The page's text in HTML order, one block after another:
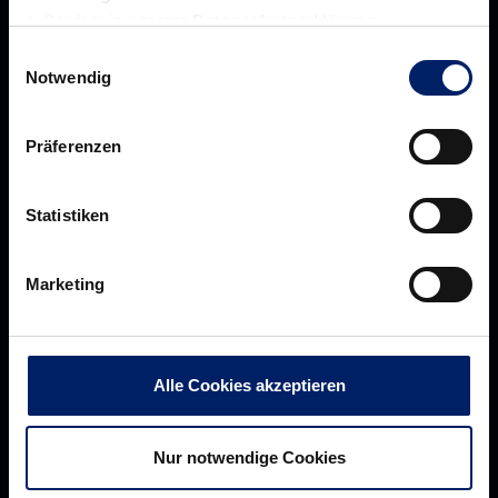
Notwendig
Präferenzen
Statistiken
Marketing
Alle Cookies akzeptieren
Nur notwendige Cookies
Navigation